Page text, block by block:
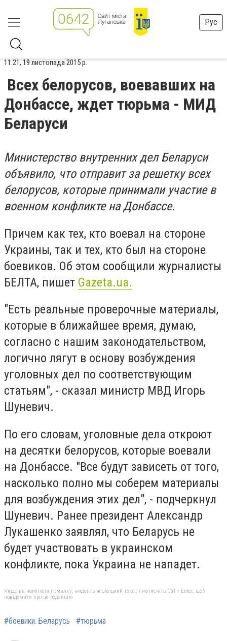
Рус
11:21, 19 листопада 2015 р.
Всех белорусов, воевавших на
Донбассе, ждет тюрьма - МИД
Беларуси
Министерство внутренних дел Беларуси
объявило, что отправит за решетку всех
белорусов, которые принимали участие в
военном конфликте на Донбассе.
Причем как тех, кто воевал на стороне
Украины, так и тех, кто был на стороне
боевиков. Об этом сообщили журналисты
БЕЛТА, пишет Gazeta.ua.
"Есть реальные проверочные материалы,
которые в ближайшее время, думаю,
согласно с нашим законодательством,
логично лягут в основу возбуждения
уголовных дел по соответствующим
статьям", - сказал министр МВД Игорь
Шуневич.
По его словам, уголовные дела откроют
на десятки белорусов, которые воевали
на Донбассе. "Все будут зависеть от того,
насколько полно мы соберем материалы
для возбуждения этих дел", - подчеркнул
Шуневич. Ранее президент Александр
Лукашенко заявлял, что Беларусь не
будет участвовать в украинском
конфликте, пока Украина не нападет.
Якщо ви помітили помилку, виділіть необхідний текст і натисніть Ctrl + Enter, щоб
повідомити про це редакцію
#боевики. Беларусь #тюрьма